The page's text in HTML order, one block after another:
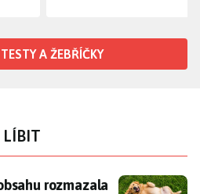
A ŽEBŘÍČKY
LÍBIT
rozmazala video se
rozmazala